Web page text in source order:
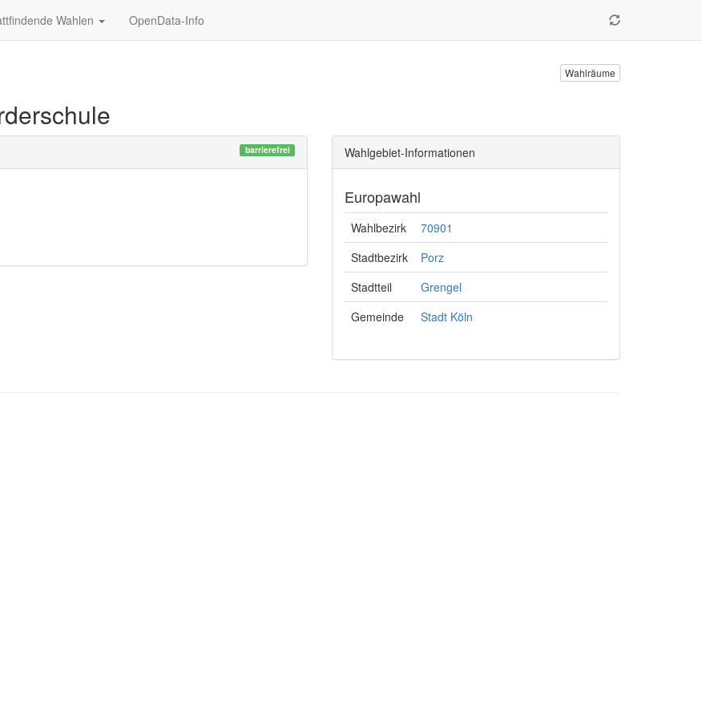
Wahlen OpenData-Info
Wahlräume
barrierefrei Wahlgebiet-Informationen
Europawahl
Wahlbezirk
70901
Stadtbezirk
Porz
Stadtteil
Grengel
Gemeinde
Stadt Köln